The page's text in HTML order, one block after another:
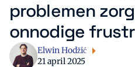
problemen
onnodige
Elwin Hodžić
21 april 2025